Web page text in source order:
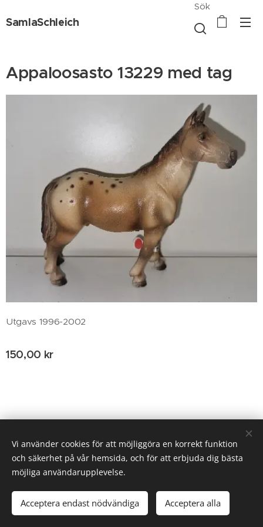
SamlaSchleich
Sök
Appaloosasto 13229 med tag
Utgavs 1996-2002
150,00 kr
Tillfälligt slut
© 2020 Birgitta Helm, Broestorp 1175, 289 93 Broby
Cookies
Vi använder cookies för att möjliggöra en korrekt funktion
och säkerhet på vår hemsida, och för att erbjuda dig bästa
möjliga användarupplevelse.
Acceptera endast nödvändiga Acceptera alla